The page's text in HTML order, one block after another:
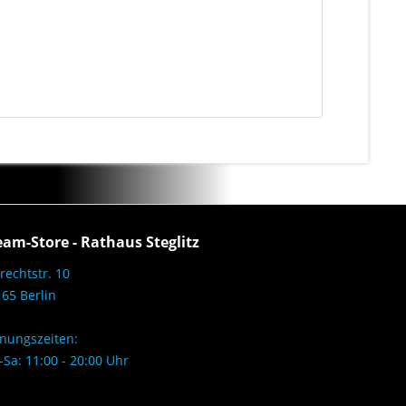
Store - Rathaus Steglitz
10
Berlin
Sa: 11:00 - 20:00 Uhr